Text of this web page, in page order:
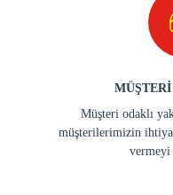
Müşteri odaklı
müşterilerimizin
vermeyi